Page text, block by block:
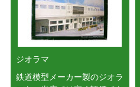
ジオラマ
鉄道模型メーカー製のジオラ